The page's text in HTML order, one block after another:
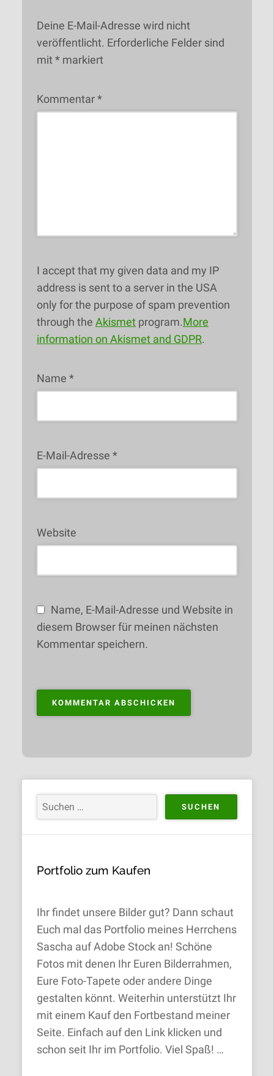
Deine E-Mail-Adresse wird nicht
veröffentlicht. Erforderliche Felder sind
mit * markiert
Kommentar *
I accept that my given data and my IP
address is sent to a server in the USA
only for the purpose of spam prevention
through the Akismet program. More
information on Akismet and GDPR.
Name *
E-Mail-Adresse *
Website
Name, E-Mail-Adresse und Website in
diesem Browser für meinen nächsten
Kommentar speichern.
Portfolio zum Kaufen
Ihr findet unsere Bilder gut? Dann schaut
Euch mal das Portfolio meines Herrchens
Sascha auf Adobe Stock an! Schöne
Fotos mit denen Ihr Euren Bilderrahmen,
Eure Foto-Tapete oder andere Dinge
gestalten könnt. Weiterhin unterstützt Ihr
mit einem Kauf den Fortbestand meiner
Seite. Einfach auf den Link klicken und
schon seit Ihr im Portfolio. Viel Spaß! …